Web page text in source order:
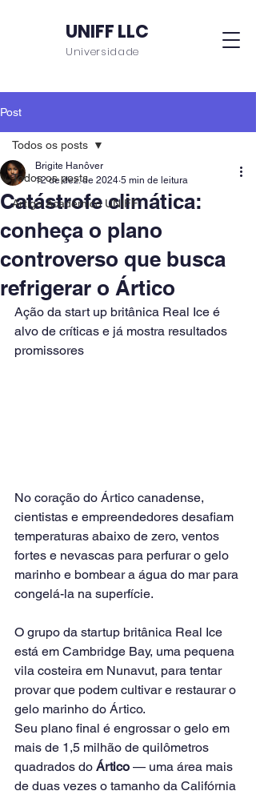
UNIFF LLC
Universidade
Post
Todos os posts
Artigo Acadêmico UNIFF
Todos os posts
Catástrofe climática:
conheça o plano
controverso que busca
refrigerar o Ártico
Brigite Hanôver
12 de dez. de 2024 5 min de leitura
Ação da start up britânica Real Ice é
alvo de críticas e já mostra resultados
promissores
No coração do Ártico canadense,
cientistas e empreendedores desafiam
temperaturas abaixo de zero, ventos
fortes e nevascas para perfurar o gelo
marinho e bombear a água do mar para
congelá-la na superfície.
O grupo da startup britânica Real Ice
está em Cambridge Bay, uma pequena
vila costeira em Nunavut, para tentar
provar que podem cultivar e restaurar o
gelo marinho do Ártico.
Seu plano final é engrossar o gelo em
mais de 1,5 milhão de quilômetros
quadrados do Ártico — uma área mais
de duas vezes o tamanho da Califórnia